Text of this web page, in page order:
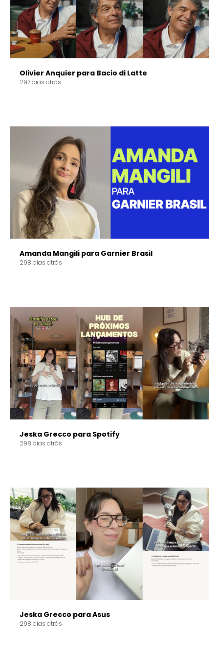
Olivier Anquier para Bacio di Latte
297 dias atrás
Amanda Mangili para Garnier Brasil
298 dias atrás
Jeska Grecco para Spotify
298 dias atrás
Jeska Grecco para Asus
298 dias atrás